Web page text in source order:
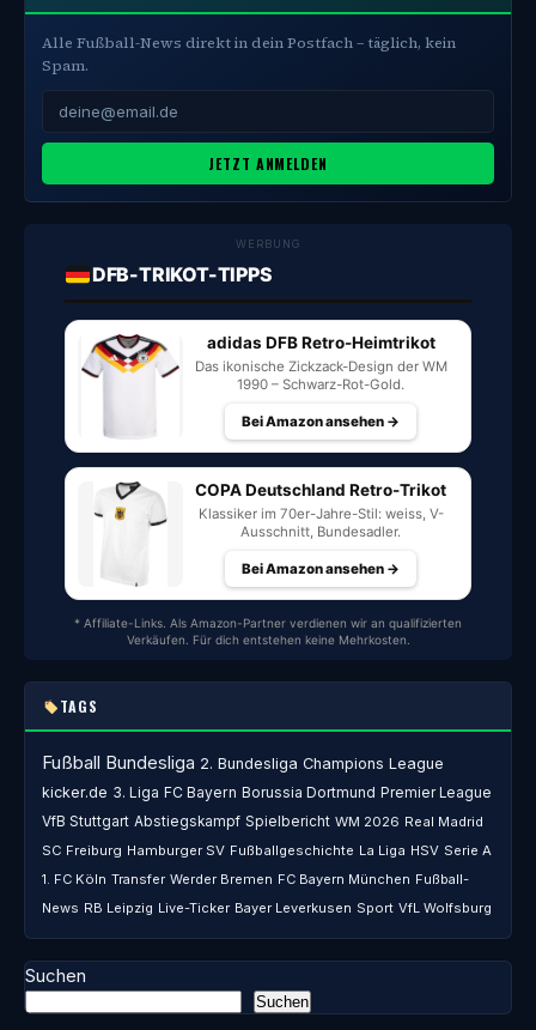
Alle Fußball-News direkt in dein Postfach – täglich, kein
Spam.
JETZT ANMELDEN
WERBUNG
DFB-TRIKOT-TIPPS
adidas DFB Retro-Heimtrikot
Das ikonische Zickzack-Design der WM
1990 – Schwarz-Rot-Gold.
Bei Amazon ansehen →
COPA Deutschland Retro-Trikot
Klassiker im 70er-Jahre-Stil: weiss, V-
Ausschnitt, Bundesadler.
Bei Amazon ansehen →
* Affiliate-Links. Als Amazon-Partner verdienen wir an qualifizierten
Verkäufen. Für dich entstehen keine Mehrkosten.
TAGS
Fußball Bundesliga 2. Bundesliga Champions League
kicker.de 3. Liga FC Bayern Borussia Dortmund Premier League
VfB Stuttgart Abstiegskampf Spielbericht WM 2026 Real Madrid
SC Freiburg Hamburger SV Fußballgeschichte La Liga HSV Serie A
1. FC Köln Transfer Werder Bremen FC Bayern München Fußball-
News RB Leipzig Live-Ticker Bayer Leverkusen Sport VfL Wolfsburg
Suchen
Suchen